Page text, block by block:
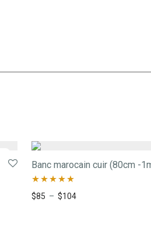
Banc marocain cuir (80cm -
Note 5.00
$85 – $104